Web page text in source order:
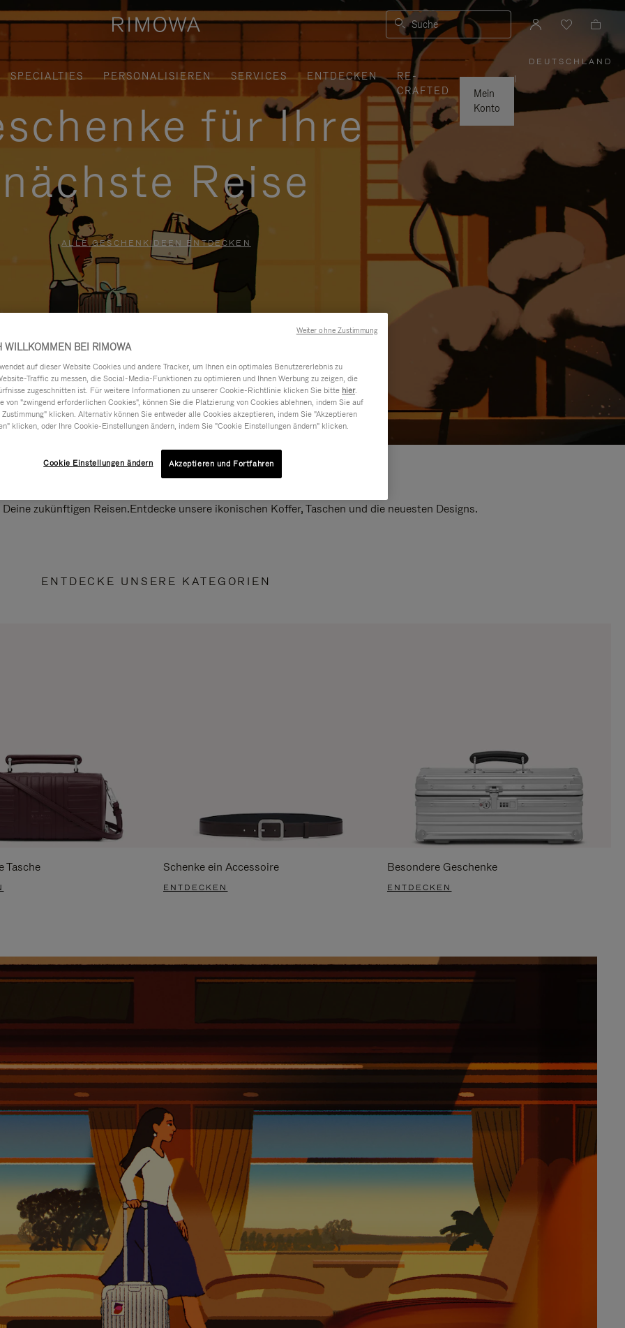
Suche
SPECIALTIES PERSONALISIEREN SERVICES ENTDECKEN
RE-
CRAFTED
Mein
Konto
DEUTSCHLAND
,
WÄHLEN
IHRE
REGION
AUS
|
für Ihre
nächste Reise
ALLE GESCHENKIDEEN ENTDECKEN
zukünftigen Reisen.Entdecke unsere ikonischen Koffer, Taschen und die neuesten Designs.
ENTDECKE UNSERE KATEGORIEN
Tasche Schenke ein Accessoire
ENTDECKEN
Besondere Geschenke
ENTDECKEN
WILLKOMMEN BEI RIMOWA
auf dieser Website Cookies und andere Tracker, um Ihnen ein optimales Benutzererlebnis zu
Traffic zu messen, die Social-Media-Funktionen zu optimieren und Ihnen Werbung zu zeigen, die
zugeschnitten ist. Für weitere Informationen zu unserer Cookie-Richtlinie klicken Sie bitte hier.
von "zwingend erforderlichen Cookies", können Sie die Platzierung von Cookies ablehnen, indem Sie auf
klicken. Alternativ können Sie entweder alle Cookies akzeptieren, indem Sie "Akzeptieren
klicken, oder Ihre Cookie-Einstellungen ändern, indem Sie "Cookie Einstellungen ändern" klicken.
Cookie Einstellungen ändern Akzeptieren und Fortfahren
Weiter ohne Zustimmung